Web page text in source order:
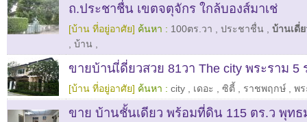
ถ.ประชาชื่น เขตจตุจักร ใกล้บองส์มาเช่
[บ้าน ที่อยู่อาศัย] ค้นหา : 100ตร.วา ประชาชื่น
บ้านเดี่
บ้าน
ขายบ้านเี่ดี่ยวสวย 81วา The city พระราม 5
[บ้าน ที่อยู่อาศัย] ค้นหา : city เดอะ ซิตี้ ราชพฤกษ์ พ
ขาย บ้านชั้นเดียว พร้อมที่ดิน 115 ตร.ว พุท